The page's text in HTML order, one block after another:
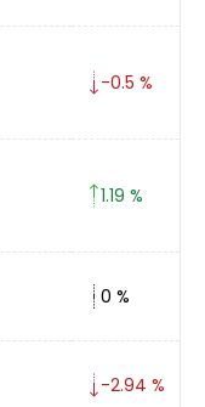
-0.5 %
1.19 %
0 %
-2.94 %